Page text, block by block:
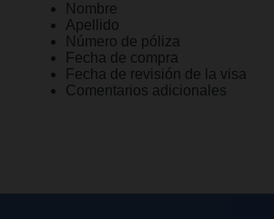
Nombre
Apellido
Número de póliza
Fecha de compra
Fecha de revisión de la visa
Comentarios adicionales